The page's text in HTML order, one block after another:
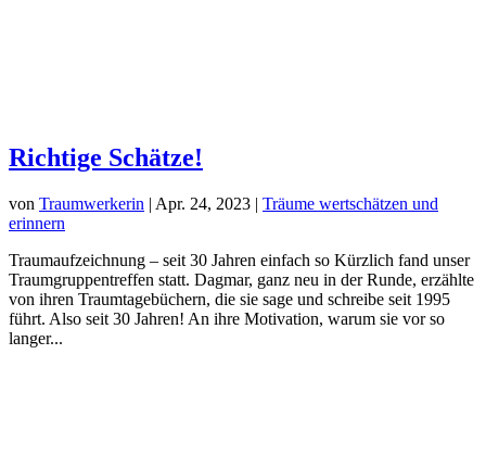
Richtige Schätze!
von Traumwerkerin | Apr. 24, 2023 | Träume wertschätzen und
erinnern
Traumaufzeichnung – seit 30 Jahren einfach so Kürzlich fand unser
Traumgruppentreffen statt. Dagmar, ganz neu in der Runde, erzählte
von ihren Traumtagebüchern, die sie sage und schreibe seit 1995
führt. Also seit 30 Jahren! An ihre Motivation, warum sie vor so
langer...